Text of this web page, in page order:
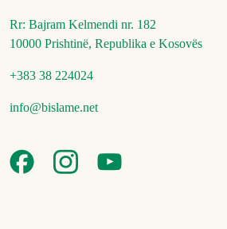
Rr: Bajram Kelmendi nr. 182
10000 Prishtinë, Republika e Kosovës
+383 38 224024
info@bislame.net